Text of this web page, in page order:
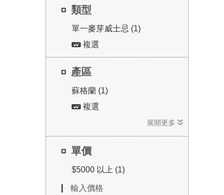
類型
單一麥芽威士忌 (1)
複選
產區
蘇格蘭 (1)
複選
展開更多
單價
$5000 以上 (1)
輸入價格